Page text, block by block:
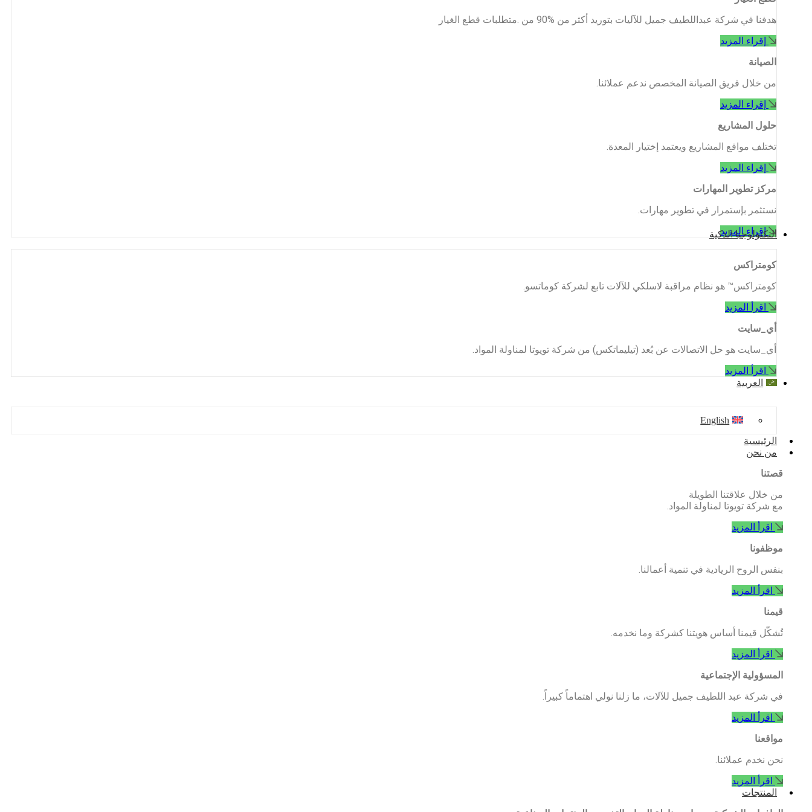
هدفنا في شركة عبداللطيف جميل للآليات بتوريد أكثر من %90 من .متطلبات قطع الغيار
إقراء المزيد
الصيانة
من خلال فريق الصيانة المخصص ندعم عملائنا.
إقراء المزيد
حلول المشاريع
تختلف مواقع المشاريع ويعتمد إختيار المعدة.
إقراء المزيد
مركز تطوير المهارات
نستثمر بإستمرار في تطوير مهارات.
إقراء المزيد
التكنولوجيا الذكية
كومتراكس
كومتراكس™ هو نظام مراقبة لاسلكي للآلات تابع لشركة كوماتسو.
اقرأ المزيد
أي_سايت
أي_سايت هو حل الاتصالات عن بُعد (تيليماتكس) من شركة تويوتا لمناولة المواد.
اقرأ المزيد
العربية
English
الرئيسية
من نحن
قصتنا
من خلال علاقتنا الطويلة
مع شركة تويوتا لمناولة المواد.
اقرأ المزيد
موظفونا
بنفس الروح الريادية في تنمية أعمالنا.
اقرأ المزيد
قيمنا
تُشكّل قيمنا أساس هويتنا كشركة وما نخدمه.
اقرأ المزيد
المسؤولية الإجتماعية
في شركة عبد اللطيف جميل للآلات، ما زلنا نولي اهتماماً كبيراً.
اقرأ المزيد
مواقعنا
نحن نخدم عملائنا.
اقرأ المزيد
المنتجات